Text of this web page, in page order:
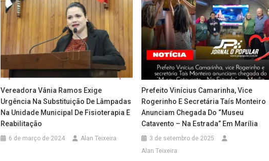
Vereadora Vânia Ramos Exige
Urgência Na Substituição De Lâmpadas
Na Unidade Municipal De Fisioterapia E
Reabilitação
6 de março de 2024 Alan Teixeira
Prefeito Vinícius Camarinha, Vice
Rogerinho E Secretária Taís Monteiro
Anunciam Chegada Do “Museu
Catavento – Na Estrada” Em Marília
3 de setembro de 2025
Alan Teixeira